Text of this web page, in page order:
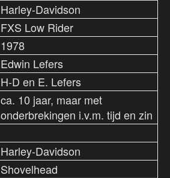
Harley-Davidson
FXS Low Rider
1978
Edwin Lefers
H-D en E. Lefers
ca. 10 jaar, maar met
onderbrekingen i.v.m. tijd en zin
Harley-Davidson
Shovelhead